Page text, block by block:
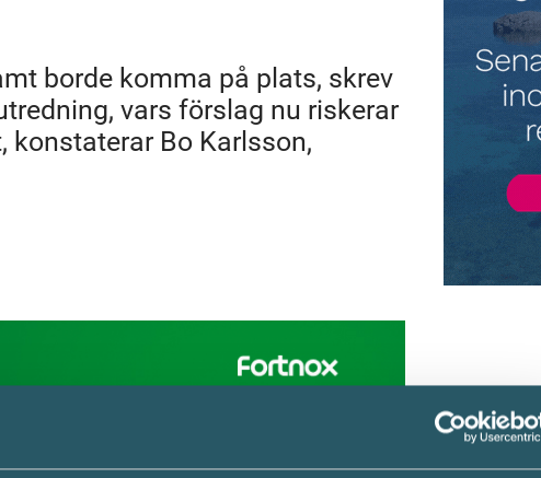
borde komma på plats, skrev
vars förslag nu riskerar
konstaterar Bo Karlsson,